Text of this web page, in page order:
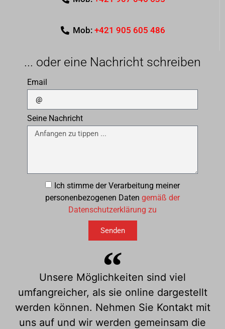
Mob: +421 905 605 486
... oder eine Nachricht schreiben
Email
Seine Nachricht
Ich stimme der Verarbeitung meiner
personenbezogenen Daten gemäß der
Datenschutzerklärung zu
Senden
Unsere Möglichkeiten sind viel
umfangreicher, als sie online dargestellt
werden können. Nehmen Sie Kontakt mit
uns auf und wir werden gemeinsam die